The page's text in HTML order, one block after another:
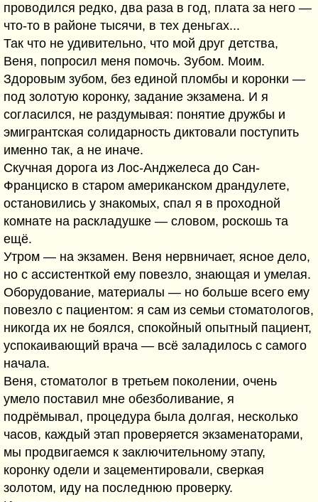
проводился редко, два раза в год, плата за него —
что-то в районе тысячи, в тех деньгах...
Так что не удивительно, что мой друг детства,
Веня, попросил меня помочь. Зубом. Моим.
Здоровым зубом, без единой пломбы и коронки —
под золотую коронку, задание экзамена. И я
согласился, не раздумывая: понятие дружбы и
эмигрантская солидарность диктовали поступить
именно так, а не иначе.
Скучная дорога из Лос-Анджелеса до Сан-
Франциско в старом американском драндулете,
остановились у знакомых, спал я в проходной
комнате на раскладушке — словом, роскошь та
ещё.
Утром — на экзамен. Веня нервничает, ясное дело,
но с ассистенткой ему повезло, знающая и умелая.
Оборудование, материалы — но больше всего ему
повезло с пациентом: я сам из семьи стоматологов,
никогда их не боялся, спокойный опытный пациент,
успокаивающий врача — всё заладилось с самого
начала.
Веня, стоматолог в третьем поколении, очень
умело поставил мне обезболивание, я
подрёмывал, процедура была долгая, несколько
часов, каждый этап проверяется экзаменаторами,
мы продвигаемся к заключительному этапу,
коронку одели и зацементировали, сверкая
золотом, иду на последнюю проверку.